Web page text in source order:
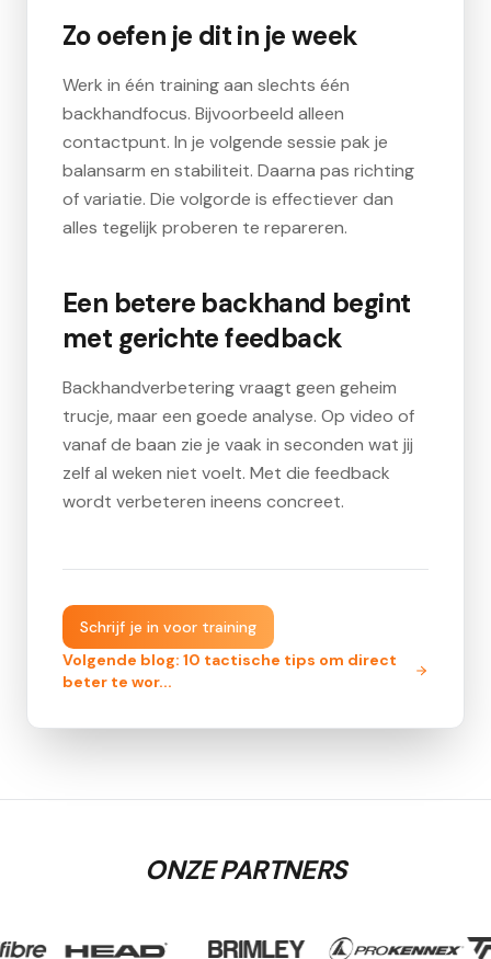
Zo oefen je dit in je week
Werk in één training aan slechts één
backhandfocus. Bijvoorbeeld alleen
contactpunt. In je volgende sessie pak je
balansarm en stabiliteit. Daarna pas richting
of variatie. Die volgorde is effectiever dan
alles tegelijk proberen te repareren.
Een betere backhand begint
met gerichte feedback
Backhandverbetering vraagt geen geheim
trucje, maar een goede analyse. Op video of
vanaf de baan zie je vaak in seconden wat jij
zelf al weken niet voelt. Met die feedback
wordt verbeteren ineens concreet.
Schrijf je in voor training
Volgende blog: 10 tactische tips om direct
beter te wor...
ONZE PARTNERS